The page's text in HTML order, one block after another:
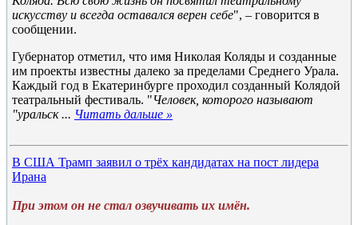
искусству и всегда оставался верен себе", – говорится в
сообщении.
Губернатор отметил, что имя Николая Коляды и созданные
им проекты известны далеко за пределами Среднего Урала.
Каждый год в Екатеринбурге проходил созданный Колядой
театральный фестиваль. "Человек, которого называют
"уральск... Читать дальше »
В США Трамп заявил о трёх кандидатах на пост лидера
Ирана
При этом он не стал озвучивать их имён.